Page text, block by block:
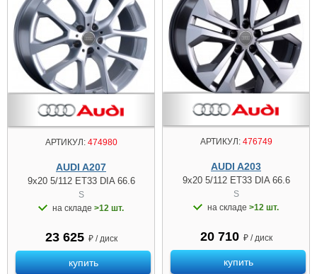
АРТИКУЛ:474980
AUDI A207
9x20 5/112 ET33 DIA 66.6
S
на складе >12 шт.
23 625 ₽ / диск
купить
АРТИКУЛ:476749
AUDI A203
9x20 5/112 ET33 DIA 66.6
S
на складе >12 шт.
20 710 ₽ / диск
купить